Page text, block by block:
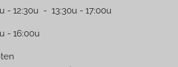
- 13:30u - 17:00u
- 16:00u
gesloten